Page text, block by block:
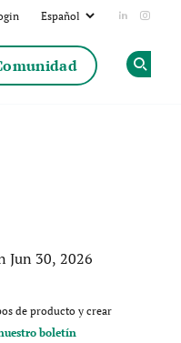
Add us
Jun 30, 2026
de producto y crear
boletín